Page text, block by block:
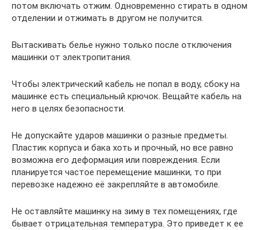
потом включать отжим. Одновременно стирать в одном
отделении и отжимать в другом не получится.
Вытаскивать белье нужно только после отключения
машинки от электропитания.
Чтобы электрический кабель не попал в воду, сбоку на
машинке есть специальный крючок. Вещайте кабель на
него в целях безопасности.
Не допускайте ударов машинки о разные предметы.
Пластик корпуса и бака хоть и прочный, но все равно
возможна его деформация или повреждения. Если
планируется частое перемещение машинки, то при
перевозке надежно её закрепляйте в автомобиле.
Не оставляйте машинку на зиму в тех помещениях, где
бывает отрицательная температура. Это приведет к ее